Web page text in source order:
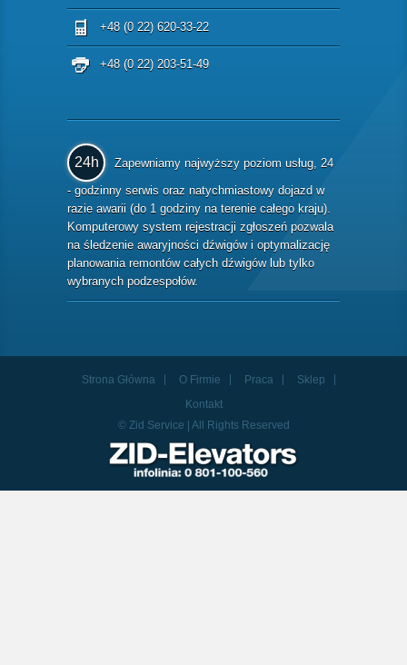
+48 (0 22) 620-33-22
+48 (0 22) 203-51-49
24h
Zapewniamy najwyższy poziom usług, 24
- godzinny serwis oraz natychmiastowy dojazd w
razie awarii (do 1 godziny na terenie całego kraju).
Komputerowy system rejestracji zgłoszeń pozwala
na śledzenie awaryjności dźwigów i optymalizację
planowania remontów całych dźwigów lub tylko
wybranych podzespołów.
Strona Główna O Firmie Praca
Sklep
Kontakt
© Zid Service | All Rights Reserved